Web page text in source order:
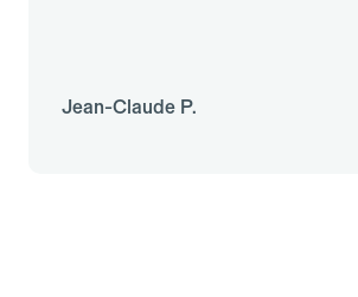
Jean-Claude P.